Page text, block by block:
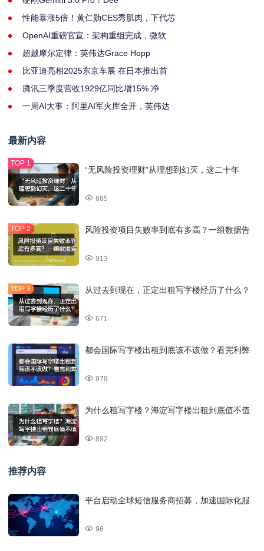
性能暴涨5倍！黄仁勋CES秀肌肉，下代芯
OpenAI重磅官宣：架构重组完成，微软
超越摩尔定律：英伟达Grace Hopp
比亚迪亮相2025东京车展 在日本推出首
腾讯三季度营收1929亿同比增15% 净
一周AI大事：阿里AI军火库全开，英伟达
最新内容
“无风险投资理财”从理想到幻灭，这二十年
685
风险投资项目失败率到底有多高？一组数据告
913
从过去到现在，正定出租写字楼经历了什么？
671
都会国际写字楼出租到底该不该做？看完利弊
979
为什么租写字楼？海淀写字楼出租到底值不值
892
推荐内容
平台启动全球短信服务商招募，加速国际化服
96